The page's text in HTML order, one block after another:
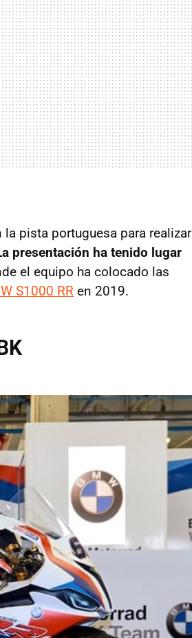
pista portuguesa para realizar
presentación ha tenido lugar
el equipo ha colocado las
S1000 RR en 2019.